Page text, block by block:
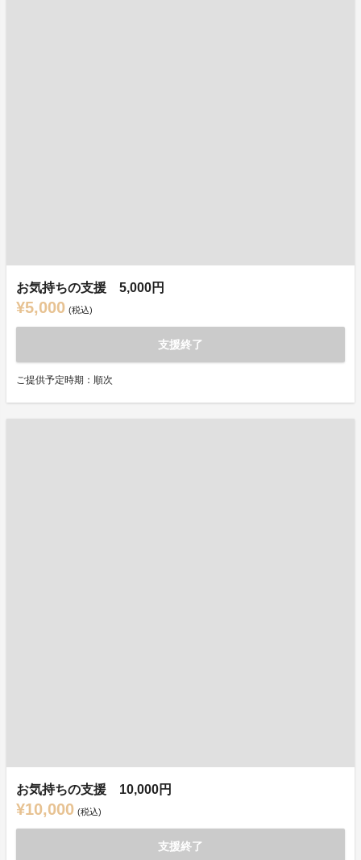
お気持ちの支援 5,000円
¥5,000 (税込)
支援終了
ご提供予定時期：順次
お気持ちの支援 10,000円
¥10,000 (税込)
支援終了